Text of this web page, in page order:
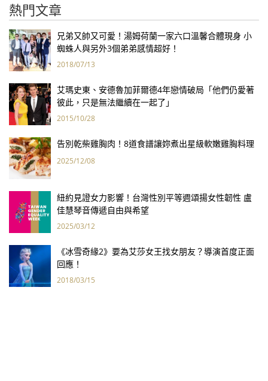
熱門文章
兄弟又帥又可愛！湯姆荷蘭一家六口溫馨合體現身 小
蜘蛛人與另外3個弟弟感情超好！
2018/07/13
艾瑪史東、安德魯加菲爾德4年戀情破局「他們仍愛著
彼此，只是無法繼續在一起了」
2015/10/28
告別乾柴雞胸肉！8道食譜讓妳煮出星級軟嫩雞胸料理
2025/12/08
紐約見證女力影響！台灣性別平等週頌揚女性韌性 盧
佳慧琴音傳遞自由與希望
2025/03/12
《冰雪奇緣2》要為艾莎女王找女朋友？導演首度正面
回應！
2018/03/15